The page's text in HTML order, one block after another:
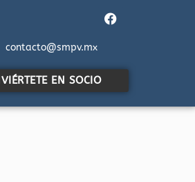
contacto@smpv.mx
EN SOCIO